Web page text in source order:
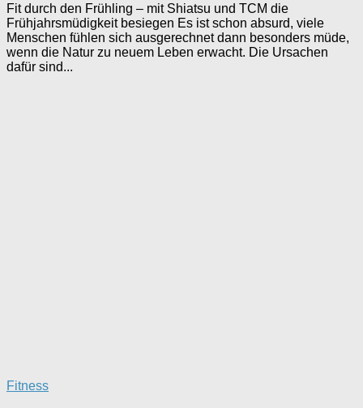
Fit durch den Frühling – mit Shiatsu und TCM die
Frühjahrsmüdigkeit besiegen Es ist schon absurd, viele
Menschen fühlen sich ausgerechnet dann besonders müde,
wenn die Natur zu neuem Leben erwacht. Die Ursachen
dafür sind...
Fitness